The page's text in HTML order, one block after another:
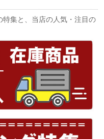
集と、当店の人気・注目の